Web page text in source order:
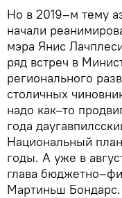
Но в 2019–м тему
начали
мэра Янис
ряд встреч в
регионального
столичных
надо как–то
года
Национальный
годы. А уже в
глава
Мартиньш Бондарс.